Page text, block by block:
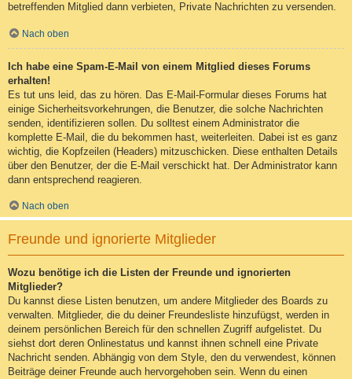
betreffenden Mitglied dann verbieten, Private Nachrichten zu versenden.
Nach oben
Ich habe eine Spam-E-Mail von einem Mitglied dieses Forums
erhalten!
Es tut uns leid, das zu hören. Das E-Mail-Formular dieses Forums hat
einige Sicherheitsvorkehrungen, die Benutzer, die solche Nachrichten
senden, identifizieren sollen. Du solltest einem Administrator die
komplette E-Mail, die du bekommen hast, weiterleiten. Dabei ist es ganz
wichtig, die Kopfzeilen (Headers) mitzuschicken. Diese enthalten Details
über den Benutzer, der die E-Mail verschickt hat. Der Administrator kann
dann entsprechend reagieren.
Nach oben
Freunde und ignorierte Mitglieder
Wozu benötige ich die Listen der Freunde und ignorierten
Mitglieder?
Du kannst diese Listen benutzen, um andere Mitglieder des Boards zu
verwalten. Mitglieder, die du deiner Freundesliste hinzufügst, werden in
deinem persönlichen Bereich für den schnellen Zugriff aufgelistet. Du
siehst dort deren Onlinestatus und kannst ihnen schnell eine Private
Nachricht senden. Abhängig von dem Style, den du verwendest, können
Beiträge deiner Freunde auch hervorgehoben sein. Wenn du einen